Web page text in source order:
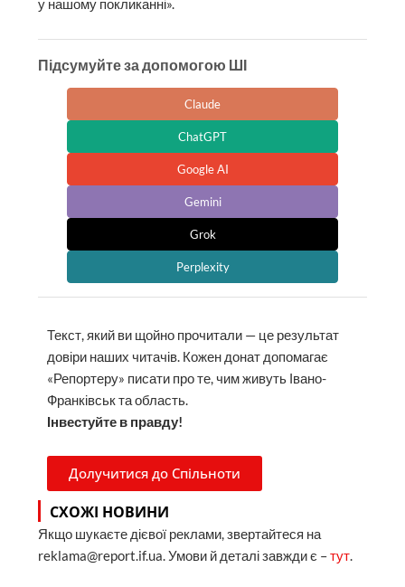
у нашому покликанні».
Підсумуйте за допомогою ШІ
Claude
ChatGPT
Google AI
Gemini
Grok
Perplexity
Текст, який ви щойно прочитали — це результат
довіри наших читачів. Кожен донат допомагає
«Репортеру» писати про те, чим живуть Івано-
Франківськ та область.
Інвестуйте в правду!
Долучитися до Спільноти
СХОЖІ НОВИНИ
Якщо шукаєте дієвої реклами, звертайтеся на
reklama@report.if.ua. Умови й деталі завжди є –тут.